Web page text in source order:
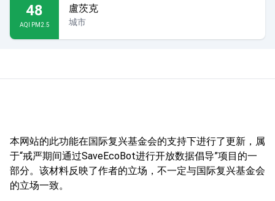
48
AQI PM2.5
盧茨克
城市
本网站的此功能在国际复兴基金会的支持下进行了更新，属
于“戒严期间通过SaveEcoBot进行开放数据倡导”项目的一
部分。该材料反映了作者的立场，不一定与国际复兴基金会
的立场一致。